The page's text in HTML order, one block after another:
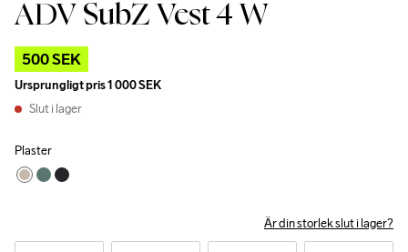
ADV SubZ Vest 4 W
500 SEK
Ursprungligt pris1 000 SEK
Slut i lager
Plaster
Är din storlek slut i lager?
Outlet